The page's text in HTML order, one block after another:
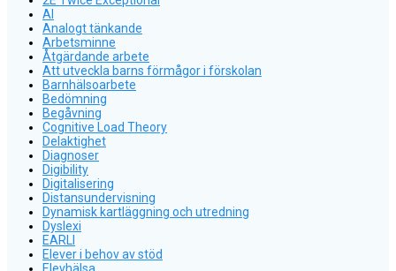
AI
Analogt tänkande
Arbetsminne
Åtgärdande arbete
Att utveckla barns förmågor i förskolan
Barnhälsoarbete
Bedömning
Begåvning
Cognitive Load Theory
Delaktighet
Diagnoser
Digibility
Digitalisering
Distansundervisning
Dynamisk kartläggning och utredning
Dyslexi
EARLI
Elever i behov av stöd
Elevhälsa